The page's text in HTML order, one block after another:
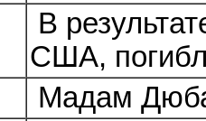
В
США,
Мадам